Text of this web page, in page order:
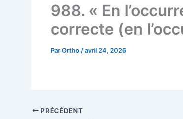
988. « En
correcte (en
ParOrtho /avril 24, 2026
PRÉCÉDENT